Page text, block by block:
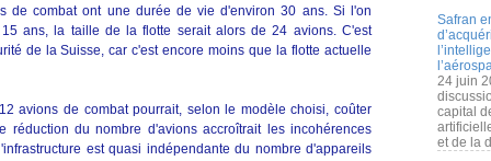
de combat ont une durée de vie d'environ 30 ans. Si l'on
ans, la taille de la flotte serait alors de 24 avions. C'est
de la Suisse, car c'est encore moins que la flotte actuelle
avions de combat pourrait, selon le modèle choisi, coûter
du nombre d'avions accroîtrait les incohérences
est quasi indépendante du nombre d'appareils
Safran
24 juin
capital
et de la